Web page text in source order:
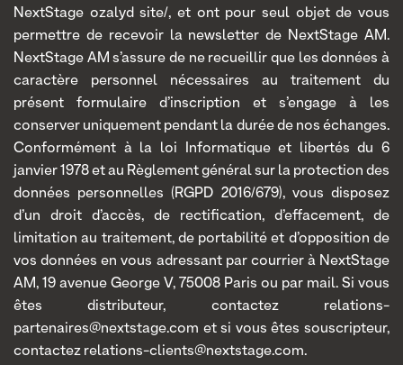
NextStage ozalyd site/, et ont pour seul objet de vous
permettre de recevoir la newsletter de NextStage AM.
NextStage AM s’assure de ne recueillir que les données à
caractère personnel nécessaires au traitement du
présent formulaire d’inscription et s’engage à les
conserver uniquement pendant la durée de nos échanges.
Conformément à la loi Informatique et libertés du 6
janvier 1978 et au Règlement général sur la protection des
données personnelles (RGPD 2016/679), vous disposez
d’un droit d’accès, de rectification, d’effacement, de
limitation au traitement, de portabilité et d’opposition de
vos données en vous adressant par courrier à NextStage
AM, 19 avenue George V, 75008 Paris ou par mail. Si vous
êtes distributeur, contactez relations-
partenaires@nextstage.com et si vous êtes souscripteur,
contactez relations-clients@nextstage.com.